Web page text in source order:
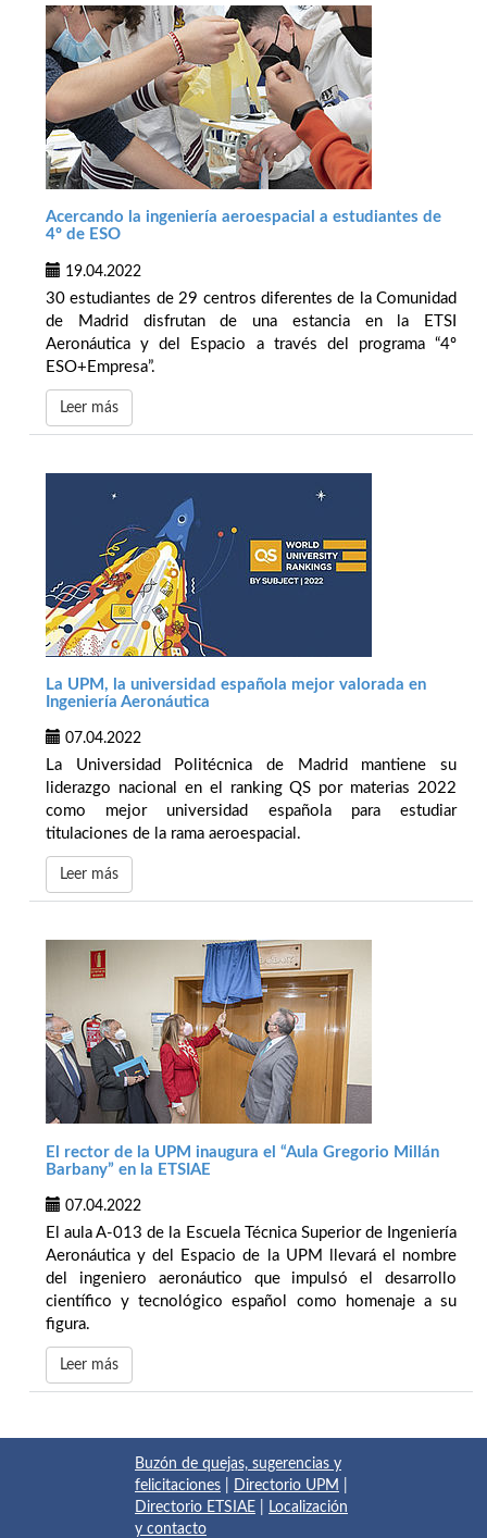
Acercando la ingeniería aeroespacial a estudiantes de
4º de ESO
19.04.2022
30 estudiantes de 29 centros diferentes de la Comunidad
de Madrid disfrutan de una estancia en la ETSI
Aeronáutica y del Espacio a través del programa “4º
ESO+Empresa”.
Leer más
La UPM, la universidad española mejor valorada en
Ingeniería Aeronáutica
07.04.2022
La Universidad Politécnica de Madrid mantiene su
liderazgo nacional en el ranking QS por materias 2022
como mejor universidad española para estudiar
titulaciones de la rama aeroespacial.
Leer más
El rector de la UPM inaugura el “Aula Gregorio Millán
Barbany” en la ETSIAE
07.04.2022
El aula A-013 de la Escuela Técnica Superior de Ingeniería
Aeronáutica y del Espacio de la UPM llevará el nombre
del ingeniero aeronáutico que impulsó el desarrollo
científico y tecnológico español como homenaje a su
figura.
Leer más
Buzón de quejas, sugerencias y
felicitaciones
Directorio UPM
Directorio ETSIAE
Localización
y contacto